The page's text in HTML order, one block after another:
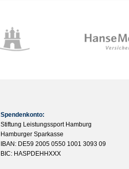
Spendenkonto:
Stiftung Leistungssport Hamburg
Hamburger Sparkasse
IBAN: DE59 2005 0550 1001 3093 09
BIC: HASPDEHHXXX